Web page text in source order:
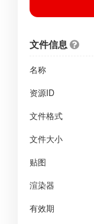
文件信息
名称
资源ID
文件格式
文件大小
贴图
渲染器
有效期